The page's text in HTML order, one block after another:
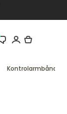
Kontrolarmbånd